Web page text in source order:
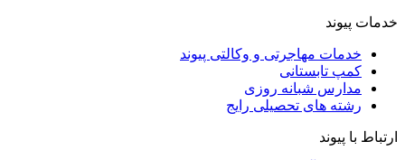
خدمات پیوند
خدمات مهاجرتی و وکالتی پیوند
کمپ تابستانی
مدارس شبانه روزی
رشته های تحصیلی رایج
ارتباط با پیوند